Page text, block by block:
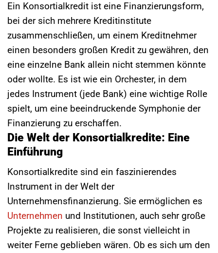
Ein Konsortialkredit ist eine Finanzierungsform,
bei der sich mehrere Kreditinstitute
zusammenschließen, um einem Kreditnehmer
einen besonders großen Kredit zu gewähren, den
eine einzelne Bank allein nicht stemmen könnte
oder wollte. Es ist wie ein Orchester, in dem
jedes Instrument (jede Bank) eine wichtige Rolle
spielt, um eine beeindruckende Symphonie der
Finanzierung zu erschaffen.
Die Welt der Konsortialkredite: Eine
Einführung
Konsortialkredite sind ein faszinierendes
Instrument in der Welt der
Unternehmensfinanzierung. Sie ermöglichen es
Unternehmen und Institutionen, auch sehr große
Projekte zu realisieren, die sonst vielleicht in
weiter Ferne geblieben wären. Ob es sich um den